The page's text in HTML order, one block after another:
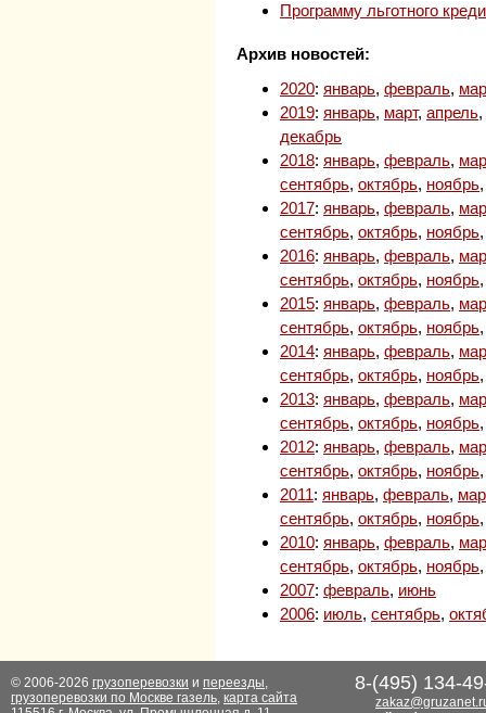
Программу льготного
Архив новостей:
2020: январь, февраль,
2019: январь, март, апрель,
декабрь
2018: январь, февраль,
сентябрь, октябрь, ноябрь
2017: январь, февраль,
сентябрь, октябрь, ноябрь
2016: январь, февраль,
сентябрь, октябрь, ноябрь
2015: январь, февраль,
сентябрь, октябрь, ноябрь
2014: январь, февраль,
сентябрь, октябрь, ноябрь
2013: январь, февраль,
сентябрь, октябрь, ноябрь
2012: январь, февраль,
сентябрь, октябрь, ноябрь
2011: январь, февраль,
сентябрь, октябрь, ноябрь
2010: январь, февраль,
сентябрь, октябрь, ноябрь
2007: февраль, июнь
2006: июль, сентябрь,
© 2006-2026 грузоперевозки и переезды,
грузоперевозки по Москве газель, карта сайта
8-(495) 134-